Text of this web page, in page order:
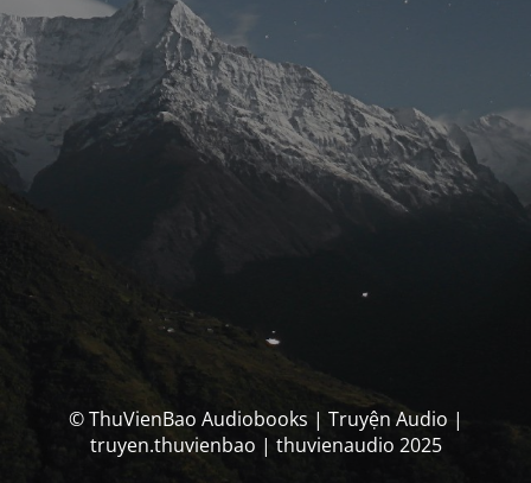
© ThuVienBao Audiobooks | Truyện Audio |
truyen.thuvienbao | thuvienaudio 2025